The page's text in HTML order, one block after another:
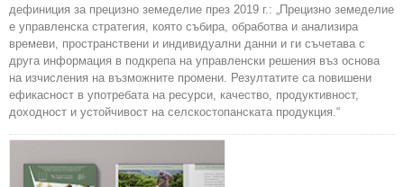
дефиниция за прецизно земеделие през 2019 г.: „Прецизно земеделие
е управленска стратегия, която събира, обработва и анализира
времеви, пространствени и индивидуални данни и ги съчетава с
друга информация в подкрепа на управленски решения въз основа
на изчисления на възможните промени. Резултатите са повишени
ефикасност в употребата на ресурси, качество, продуктивност,
доходност и устойчивост на селскостопанската продукция.“